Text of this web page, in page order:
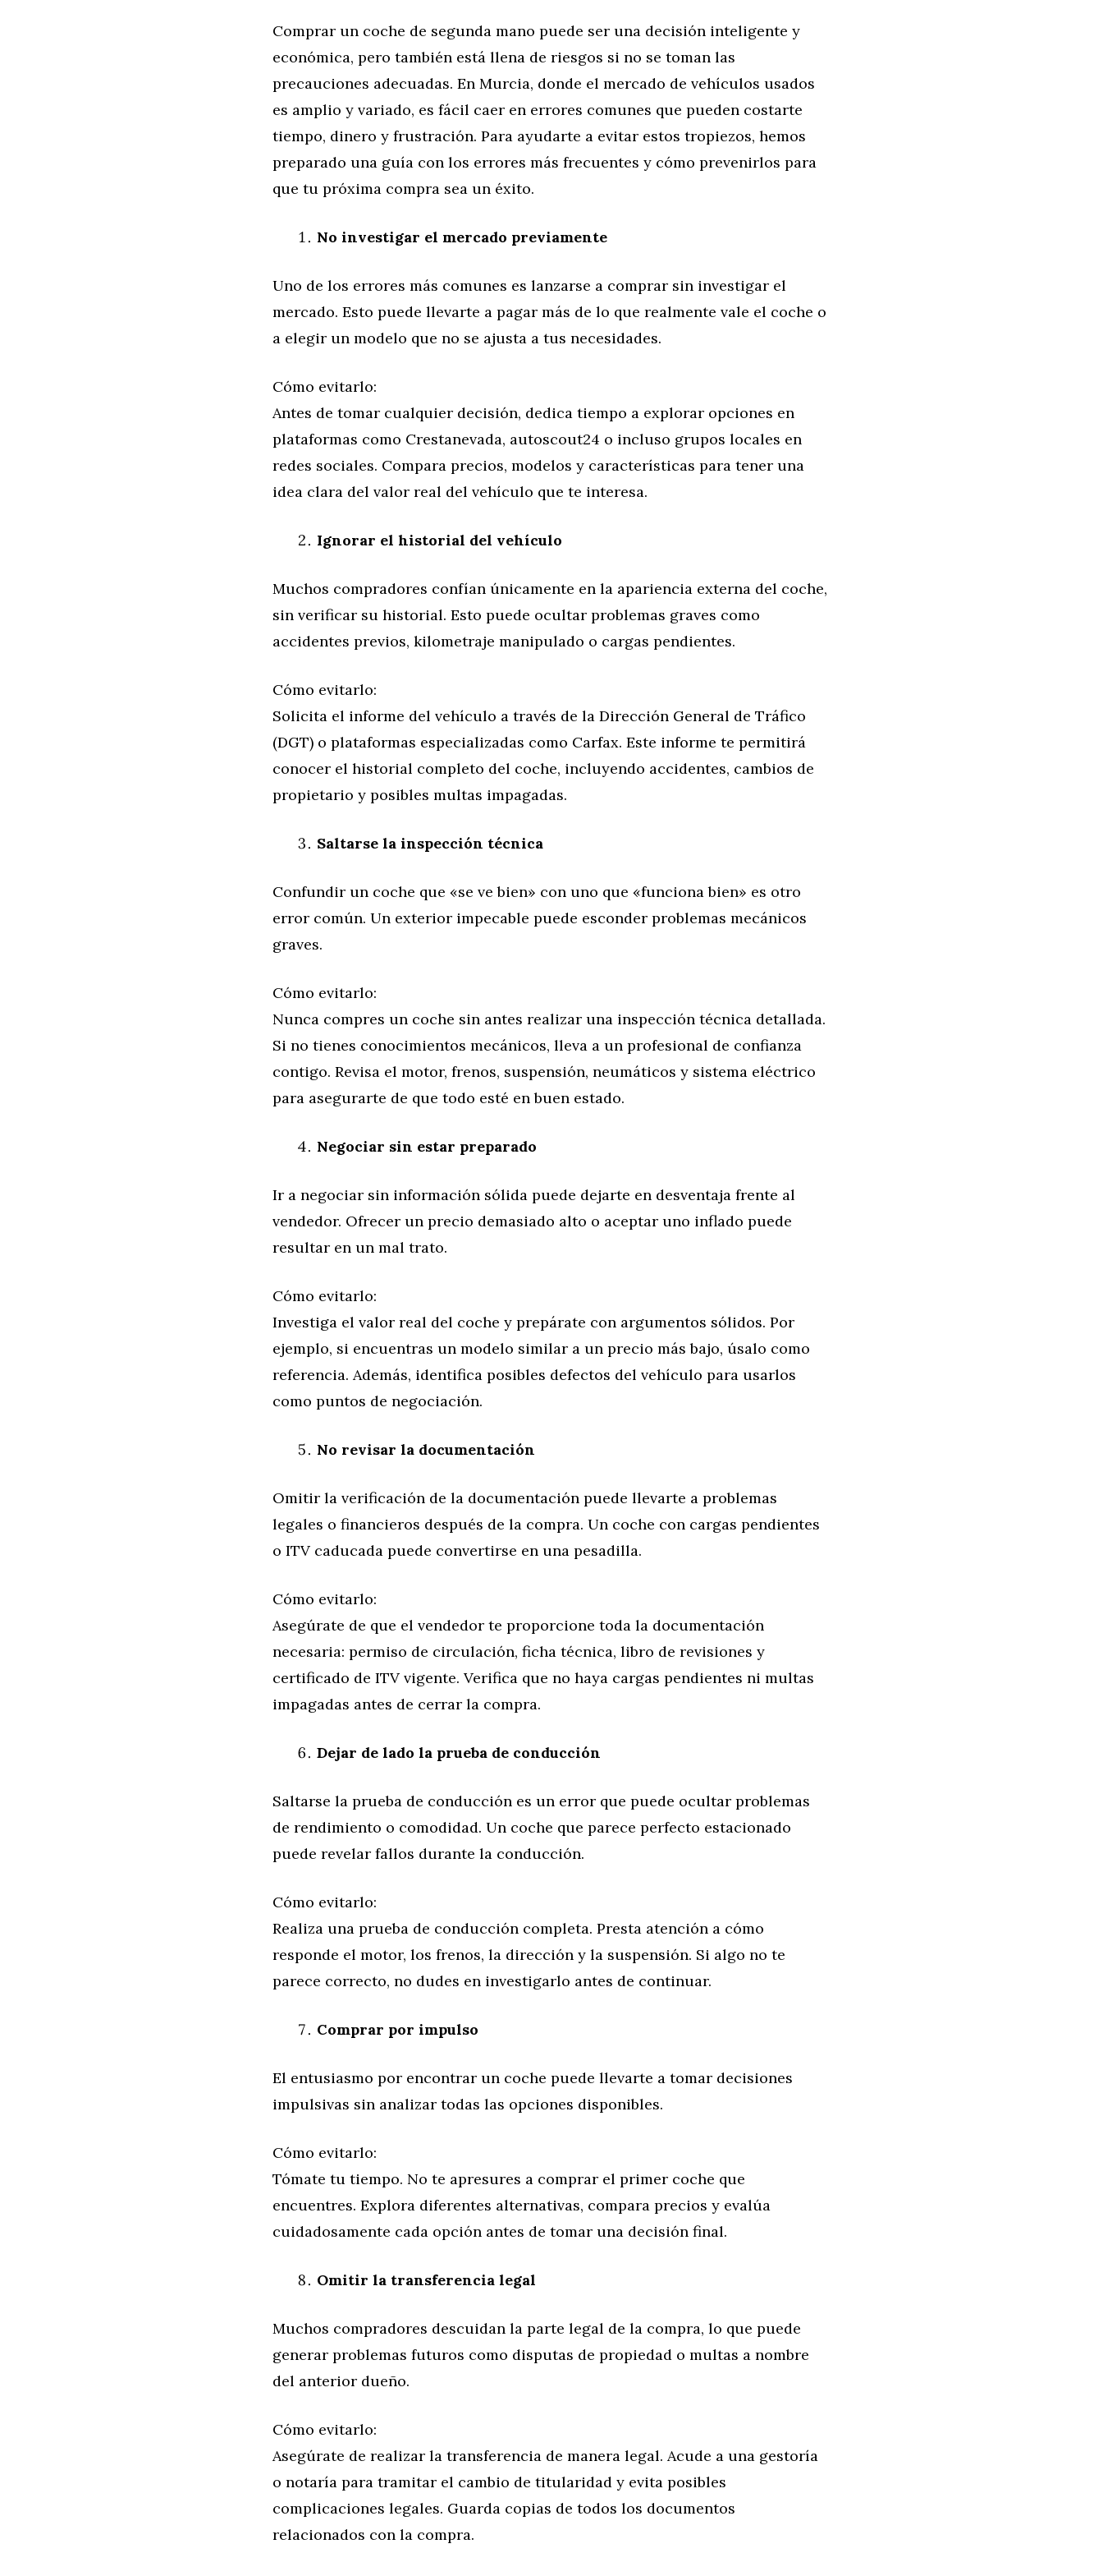
Comprar un coche de segunda mano puede ser una decisión inteligente y
económica, pero también está llena de riesgos si no se toman las
precauciones adecuadas. En Murcia, donde el mercado de vehículos usados
es amplio y variado, es fácil caer en errores comunes que pueden costarte
tiempo, dinero y frustración. Para ayudarte a evitar estos tropiezos, hemos
preparado una guía con los errores más frecuentes y cómo prevenirlos para
que tu próxima compra sea un éxito.
No investigar el mercado previamente
Uno de los errores más comunes es lanzarse a comprar sin investigar el
mercado. Esto puede llevarte a pagar más de lo que realmente vale el coche o
a elegir un modelo que no se ajusta a tus necesidades.
Cómo evitarlo:
Antes de tomar cualquier decisión, dedica tiempo a explorar opciones en
plataformas como Crestanevada, autoscout24 o incluso grupos locales en
redes sociales. Compara precios, modelos y características para tener una
idea clara del valor real del vehículo que te interesa.
Ignorar el historial del vehículo
Muchos compradores confían únicamente en la apariencia externa del coche,
sin verificar su historial. Esto puede ocultar problemas graves como
accidentes previos, kilometraje manipulado o cargas pendientes.
Cómo evitarlo:
Solicita el informe del vehículo a través de la Dirección General de Tráfico
(DGT) o plataformas especializadas como Carfax. Este informe te permitirá
conocer el historial completo del coche, incluyendo accidentes, cambios de
propietario y posibles multas impagadas.
Saltarse la inspección técnica
Confundir un coche que «se ve bien» con uno que «funciona bien» es otro
error común. Un exterior impecable puede esconder problemas mecánicos
graves.
Cómo evitarlo:
Nunca compres un coche sin antes realizar una inspección técnica detallada.
Si no tienes conocimientos mecánicos, lleva a un profesional de confianza
contigo. Revisa el motor, frenos, suspensión, neumáticos y sistema eléctrico
para asegurarte de que todo esté en buen estado.
Negociar sin estar preparado
Ir a negociar sin información sólida puede dejarte en desventaja frente al
vendedor. Ofrecer un precio demasiado alto o aceptar uno inflado puede
resultar en un mal trato.
Cómo evitarlo:
Investiga el valor real del coche y prepárate con argumentos sólidos. Por
ejemplo, si encuentras un modelo similar a un precio más bajo, úsalo como
referencia. Además, identifica posibles defectos del vehículo para usarlos
como puntos de negociación.
No revisar la documentación
Omitir la verificación de la documentación puede llevarte a problemas
legales o financieros después de la compra. Un coche con cargas pendientes
o ITV caducada puede convertirse en una pesadilla.
Cómo evitarlo:
Asegúrate de que el vendedor te proporcione toda la documentación
necesaria: permiso de circulación, ficha técnica, libro de revisiones y
certificado de ITV vigente. Verifica que no haya cargas pendientes ni multas
impagadas antes de cerrar la compra.
Dejar de lado la prueba de conducción
Saltarse la prueba de conducción es un error que puede ocultar problemas
de rendimiento o comodidad. Un coche que parece perfecto estacionado
puede revelar fallos durante la conducción.
Cómo evitarlo:
Realiza una prueba de conducción completa. Presta atención a cómo
responde el motor, los frenos, la dirección y la suspensión. Si algo no te
parece correcto, no dudes en investigarlo antes de continuar.
Comprar por impulso
El entusiasmo por encontrar un coche puede llevarte a tomar decisiones
impulsivas sin analizar todas las opciones disponibles.
Cómo evitarlo:
Tómate tu tiempo. No te apresures a comprar el primer coche que
encuentres. Explora diferentes alternativas, compara precios y evalúa
cuidadosamente cada opción antes de tomar una decisión final.
Omitir la transferencia legal
Muchos compradores descuidan la parte legal de la compra, lo que puede
generar problemas futuros como disputas de propiedad o multas a nombre
del anterior dueño.
Cómo evitarlo:
Asegúrate de realizar la transferencia de manera legal. Acude a una gestoría
o notaría para tramitar el cambio de titularidad y evita posibles
complicaciones legales. Guarda copias de todos los documentos
relacionados con la compra.